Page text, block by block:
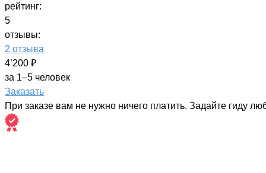
рейтинг:
5
отзывы:
2 отзыва
4’200 ₽
за 1–5 человек
Заказать
При заказе вам не нужно ничего платить. Задайте гиду